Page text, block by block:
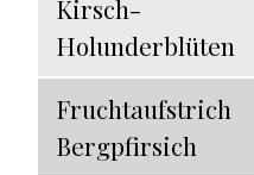
Kirsch-
Holunderblüten
Fruchtaufstrich
Bergpfirsich